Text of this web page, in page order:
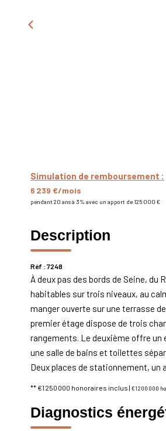
Simulation de remboursement :
6 239 €/mois
pendant 20 ans à 3% avec un apport de 125 000 €
Description
Réf : 7248
À deux pas des bords de Seine,
habitables sur trois niveaux, au
manger ouverte sur une terrasse
premier étage dispose de trois
rangements. Le deuxième offre un
une salle de bains et toilettes
Deux places de stationnement, un
** €1 250 000 honoraires inclus | €1 200 000
Diagnostics